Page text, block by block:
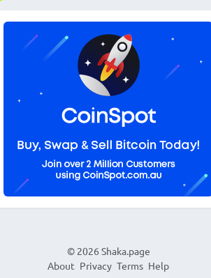
© 2026 Shaka.page
About Privacy Terms Help